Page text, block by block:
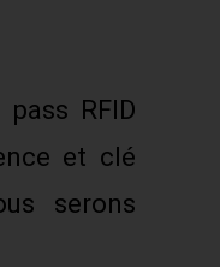
RFID
et clé
serons